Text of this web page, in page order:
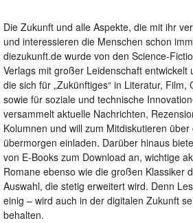
Die Zukunft und alle Aspekte, die mit ihr
und interessieren die Menschen schon
diezukunft.de wurde von den Science-
Verlags mit großer Leidenschaft entwickelt
die sich für „Zukünftiges“ in Literatur,
sowie für soziale und technische
versammelt aktuelle Nachrichten,
Kolumnen und will zum Mitdiskutieren
übermorgen einladen. Darüber hinaus
von E-Books zum Download an, wichtige
Romane ebenso wie die großen Klassiker
Auswahl, die stetig erweitert wird. Denn
einig – wird auch in der digitalen Zukunft
behalten.